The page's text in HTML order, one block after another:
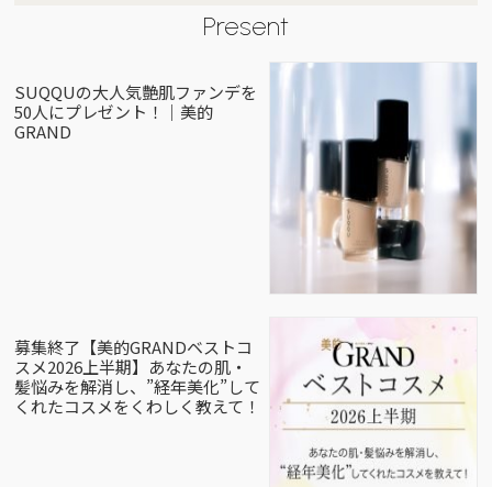
Present
SUQQUの大人気艶肌ファンデを
50人にプレゼント！｜美的
GRAND
募集終了【美的GRANDベストコ
スメ2026上半期】あなたの肌・
髪悩みを解消し、”経年美化”して
くれたコスメをくわしく教えて！